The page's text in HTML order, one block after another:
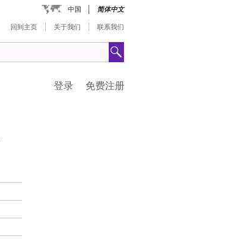
中国 简体中文
回到主页 关于我们 联系我们
免费注册
登录